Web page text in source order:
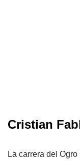
Cristian
La carrera del